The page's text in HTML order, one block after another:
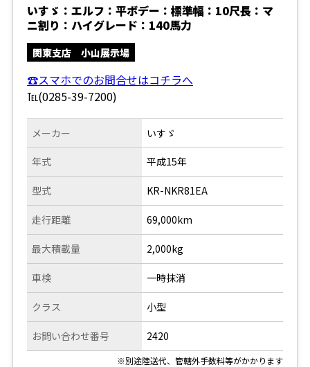
いすゞ：エルフ：平ボデー：標準幅：10尺長：マ
ニ割り：ハイグレード：140馬力
関東支店 小山展示場
☎スマホでのお問合せはコチラへ
℡(0285-39-7200)
メーカー
年式
型式
走行距離
いすゞ
平成15年
KR-NKR81EA
69,000km
最大積載量
車検
クラス
お問い合わせ番号
2,000kg
一時抹消
小型
2420
※別途陸送代、管轄外手数料等がかかります